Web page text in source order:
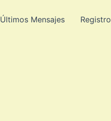
Últimos Mensajes Registro